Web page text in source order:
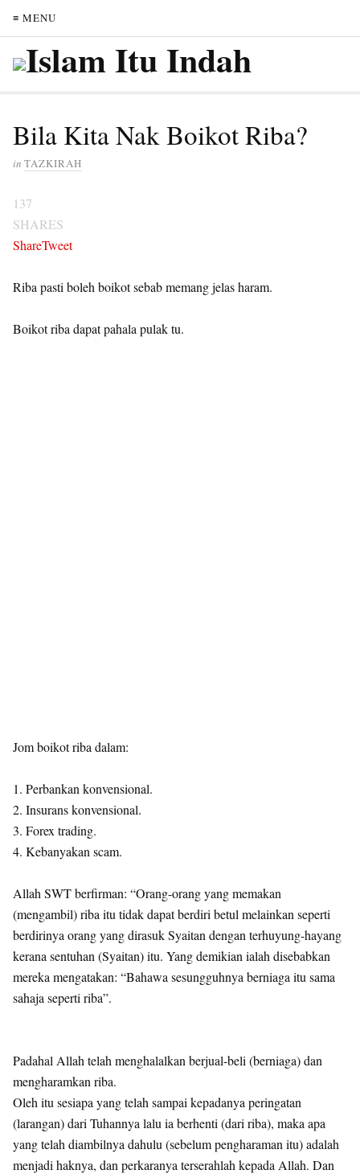
≡ MENU
Bila Kita Nak Boikot Riba?
in TAZKIRAH
137
SHARES
ShareTweet
Riba pasti boleh boikot sebab memang jelas haram.
Boikot riba dapat pahala pulak tu.
Jom boikot riba dalam:
1. Perbankan konvensional.
2. Insurans konvensional.
3. Forex trading.
4. Kebanyakan scam.
Allah SWT berfirman: “Orang-orang yang memakan
(mengambil) riba itu tidak dapat berdiri betul melainkan seperti
berdirinya orang yang dirasuk Syaitan dengan terhuyung-hayang
kerana sentuhan (Syaitan) itu. Yang demikian ialah disebabkan
mereka mengatakan: “Bahawa sesungguhnya berniaga itu sama
sahaja seperti riba”.
Padahal Allah telah menghalalkan berjual-beli (berniaga) dan
mengharamkan riba.
Oleh itu sesiapa yang telah sampai kepadanya peringatan
(larangan) dari Tuhannya lalu ia berhenti (dari riba), maka apa
yang telah diambilnya dahulu (sebelum pengharaman itu) adalah
menjadi haknya, dan perkaranya terserahlah kepada Allah. Dan